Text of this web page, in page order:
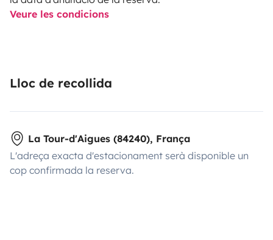
Veure les condicions
Lloc de recollida
La Tour-d'Aigues (84240), França
L'adreça exacta d'estacionament serà disponible un
cop confirmada la reserva.